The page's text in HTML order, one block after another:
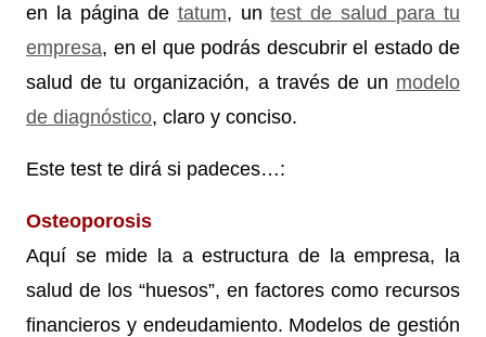
en la página de tatum, untest de salud para tu
empresa, en el que podrás descubrir el estado de
salud de tu organización, a través de un modelo
de diagnóstico, claro y conciso.
Este test te dirá si padeces…:
Osteoporosis
Aquí se mide la a estructura de la empresa, la
salud de los “huesos”, en factores como recursos
financieros y endeudamiento. Modelos de gestión